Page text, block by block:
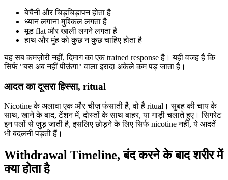
बेचैनी और चिड़चिड़ापन होता है
ध्यान लगाना मुश्किल लगता है
मूड flat और खाली लगने लगता है
हाथ और मुंह को कुछ न कुछ चाहिए होता है
यह सब कमज़ोरी नहीं, दिमाग का एक trained response है। यही वजह है कि
सिर्फ "बस अब नहीं पीऊंगा" वाला इरादा अकेले कम पड़ जाता है।
आदत का दूसरा हिस्सा, ritual
Nicotine के अलावा एक और चीज़ फंसाती है, वो है ritual। सुबह की चाय के
साथ, खाने के बाद, टेंशन में, दोस्तों के साथ बाहर, या गाड़ी चलाते हुए। सिगरेट
इन पलों से जुड़ जाती है, इसलिए छोड़ने के लिए सिर्फ nicotine नहीं, ये आदतें
भी बदलनी पड़ती हैं।
Withdrawal Timeline, बंद करने के बाद शरीर में
क्या होता है